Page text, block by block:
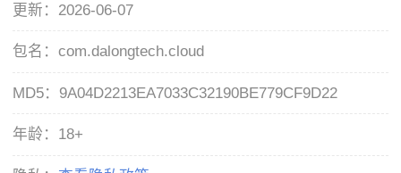
更新： 2026-06-07
包名：com.dalongtech.cloud
MD5： 9A04D2213EA7033C32190BE779CF9D22
年龄： 18+